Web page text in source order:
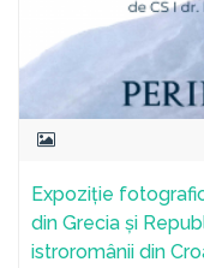
Expoziție
din Grecia și
istroromânii din